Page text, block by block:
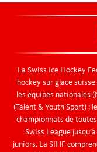
La Swiss Ice Hockey
hockey sur glace
les équipes nationales
(Talent & Youth Sport) ;
championnats de
Swiss League
juniors. La SIHF